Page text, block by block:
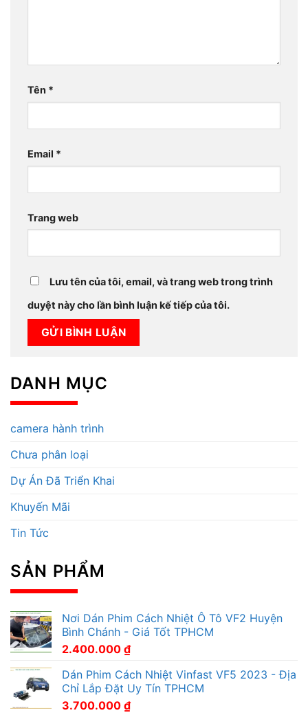
Tên *
Email *
Trang web
Lưu tên của tôi, email, và trang web trong trình
duyệt này cho lần bình luận kế tiếp của tôi.
DANH MỤC
camera hành trình
Chưa phân loại
Dự Án Đã Triển Khai
Khuyến Mãi
Tin Tức
SẢN PHẨM
Nơi Dán Phim Cách Nhiệt Ô Tô VF2 Huyện
Bình Chánh - Giá Tốt TPHCM
2.400.000 ₫
Dán Phim Cách Nhiệt Vinfast VF5 2023 - Địa
Chỉ Lắp Đặt Uy Tín TPHCM
3.700.000 ₫